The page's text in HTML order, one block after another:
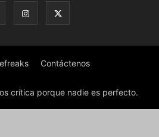
Contáctenos
crítica porque nadie es perfecto.